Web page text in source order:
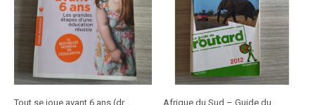
Tout se joue avant 6 ans (dr.
Afrique du Sud – Guide du